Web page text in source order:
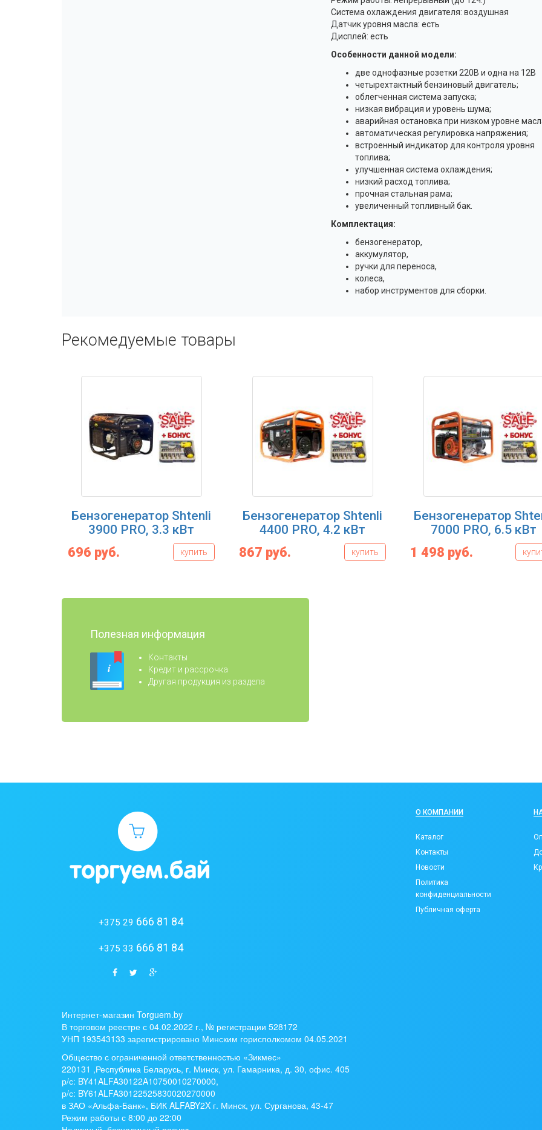
Система охлаждения двигателя: воздушная
Датчик уровня масла: есть
Дисплей: есть
Особенности данной модели:
две однофазные розетки 220В и одна на 12В
четырехтактный бензиновый двигатель;
облегченная система запуска;
низкая вибрация и уровень шума;
аварийная остановка при низком уровне
автоматическая регулировка напряжения;
встроенный индикатор для контроля уровня
топлива;
улучшенная система охлаждения;
низкий расход топлива;
прочная стальная рама;
увеличенный топливный бак.
Комплектация:
бензогенератор,
аккумулятор,
ручки для переноса,
колеса,
набор инструментов для сборки.
Рекомедуемые товары
Бензогенератор Shtenli
3900 PRO, 3.3 кВт
696 руб. купить
Бензогенератор Shtenli
4400 PRO, 4.2 кВт
867 руб. купить
Бензогенератор
7000 PRO, 6.5 кВт
1 498 руб.
Полезная информация
Контакты
Кредит и рассрочка
Другая продукция из раздела
+375 29 666 81 84
+375 33 666 81 84
О КОМПАНИИ
Каталог
Контакты
Новости
Политика
конфиденциальности
Публичная оферта
Интернет-магазин Torguem.by
В торговом реестре с 04.02.2022 г., № регистрации 528172
УНП 193543133 зарегистрировано Минским горисполкомом 04.05.2021
Общество с ограниченной ответственностью «Зикмес»
220131 ,Республика Беларусь, г. Минск, ул. Гамарника, д. 30, офис. 405
р/с: BY41ALFA30122A10750010270000,
р/с: BY61ALFA30122525830020270000
в ЗАО «Альфа-Банк», БИК ALFABY2X г. Минск, ул. Сурганова, 43-47
Режим работы с 8:00 до 22:00